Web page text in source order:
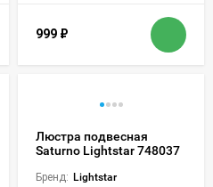
999 ₽
Люстра подвесная
Saturno Lightstar 748037
Бренд: Lightstar